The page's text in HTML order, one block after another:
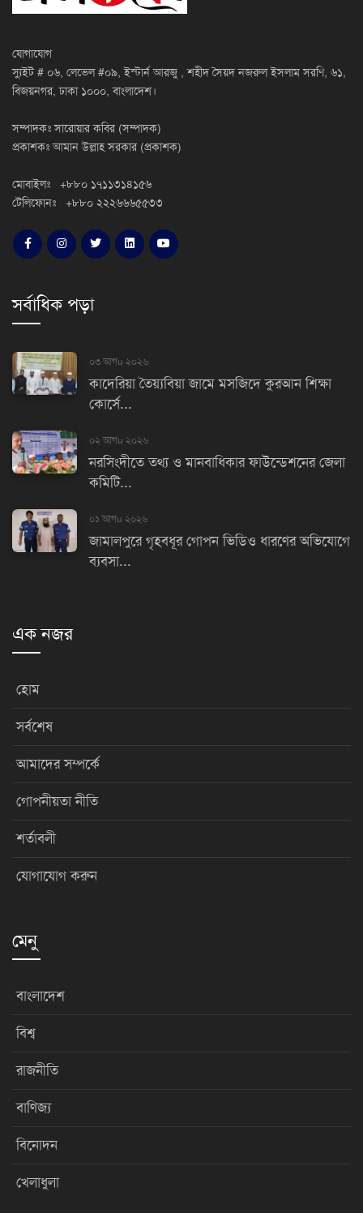
যোগাযোগ
স্যুইট # ০৬, লেভেল #০৯, ইস্টার্ন আরজু , শহীদ সৈয়দ নজরুল ইসলাম সরণি, ৬১,
বিজয়নগর, ঢাকা ১০০০, বাংলাদেশ।
সম্পাদকঃ সারোয়ার কবির (সম্পাদক)
প্রকাশকঃ আমান উল্লাহ সরকার (প্রকাশক)
মোবাইলঃ +৮৮০ ১৭১১৩১৪১৫৬
টেলিফোনঃ +৮৮০ ২২২৬৬৬৫৫৩৩
সর্বাধিক পড়া
০৩ আগu ২০২৬
কাদেরিয়া তৈয়্যবিয়া জামে মসজিদে কুরআন শিক্ষা
কোর্সে...
০২ আগu ২০২৬
নরসিংদীতে তথ্য ও মানবাধিকার ফাউন্ডেশনের জেলা
কমিটি...
০১ আগu ২০২৬
জামালপুরে গৃহবধূর গোপন ভিডিও ধারণের অভিযোগে
ব্যবসা...
এক নজর
হোম
সর্বশেষ
আমাদের সম্পর্কে
গোপনীয়তা নীতি
শর্তাবলী
যোগাযোগ করুন
মেনু
বাংলাদেশ
বিশ্ব
রাজনীতি
বাণিজ্য
বিনোদন
খেলাধুলা